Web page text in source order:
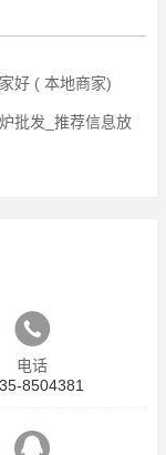
好 ( 本地商家)
批发_推荐信息放
电话
8504381